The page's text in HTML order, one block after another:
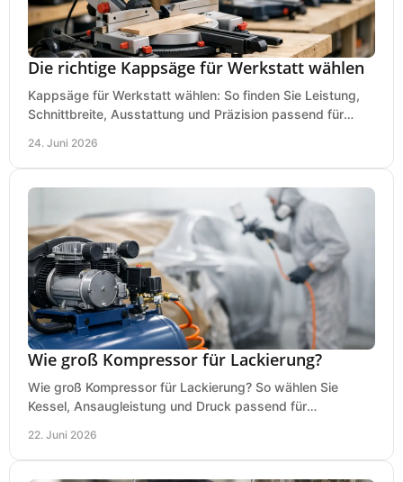
Die richtige Kappsäge für Werkstatt wählen
Kappsäge für Werkstatt wählen: So finden Sie Leistung,
Schnittbreite, Ausstattung und Präzision passend für
24. Juni 2026
Wie groß Kompressor für Lackierung?
Wie groß Kompressor für Lackierung? So wählen Sie
Kessel, Ansaugleistung und Druck passend für
22. Juni 2026